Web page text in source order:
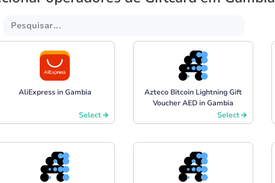
AliExpress in Gambia
Select
Azteco Bitcoin Lightning Gift
Voucher AED in Gambia
Select